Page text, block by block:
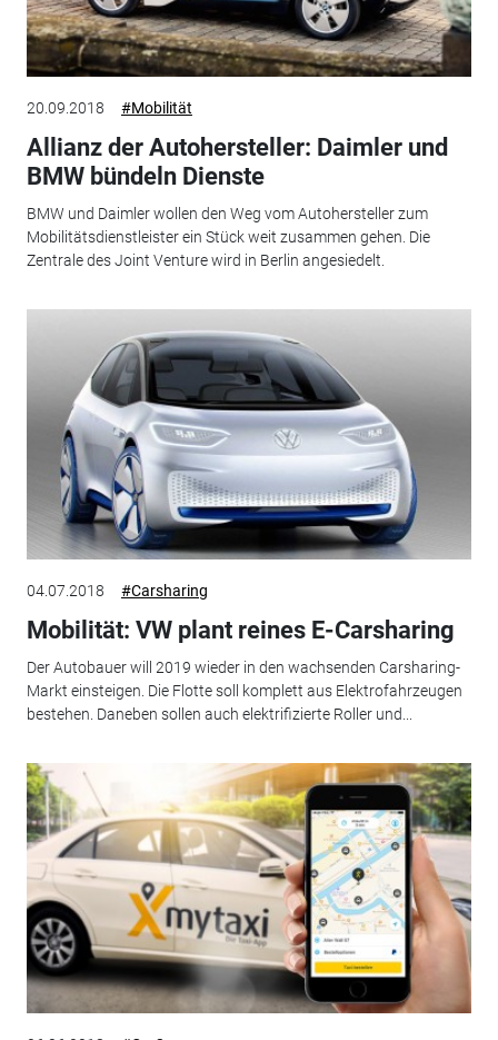
20.09.2018 #Mobilität
Allianz der Autohersteller: Daimler und
BMW bündeln Dienste
BMW und Daimler wollen den Weg vom Autohersteller zum
Mobilitätsdienstleister ein Stück weit zusammen gehen. Die
Zentrale des Joint Venture wird in Berlin angesiedelt.
04.07.2018 #Carsharing
Mobilität: VW plant reines E-Carsharing
Der Autobauer will 2019 wieder in den wachsenden Carsharing-
Markt einsteigen. Die Flotte soll komplett aus Elektrofahrzeugen
bestehen. Daneben sollen auch elektrifizierte Roller und...